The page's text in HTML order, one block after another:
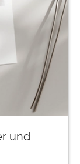
und